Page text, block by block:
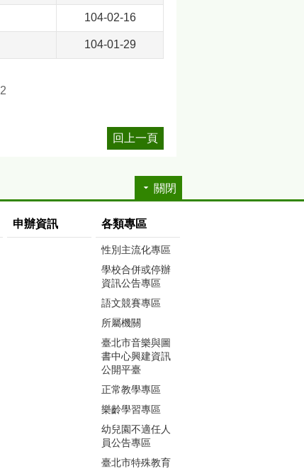
104-02-16
104-01-29
回上一頁
關閉
申辦資訊 各類專區
性別主流化專區
學校合併或停辦
資訊公告專區
語文競賽專區
所屬機關
臺北市音樂與圖
書中心興建資訊
公開平臺
正常教學專區
樂齡學習專區
幼兒園不適任人
員公告專區
臺北市特殊教育